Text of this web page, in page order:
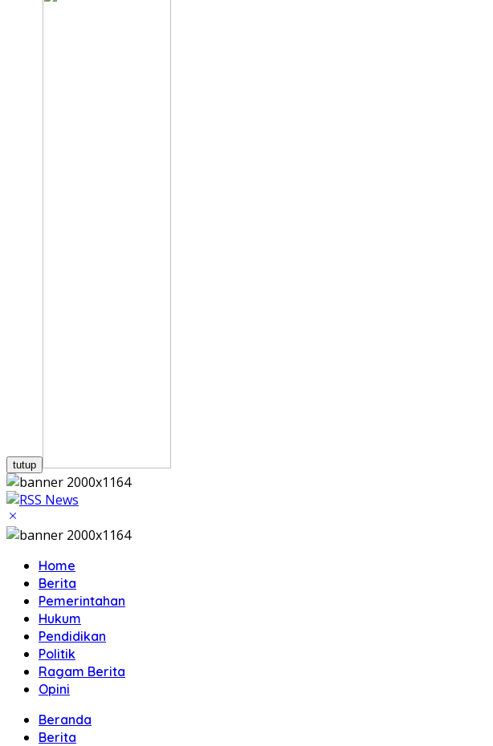
tutup
Home
Berita
Pemerintahan
Hukum
Pendidikan
Politik
Ragam Berita
Opini
Beranda
Berita